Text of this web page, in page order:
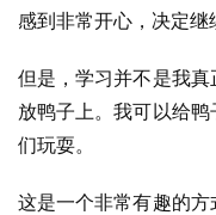
感到非常开心，决定继
但是，学习并不是我
放鸭子上。我可以给
们玩耍。
这是一个非常有趣的